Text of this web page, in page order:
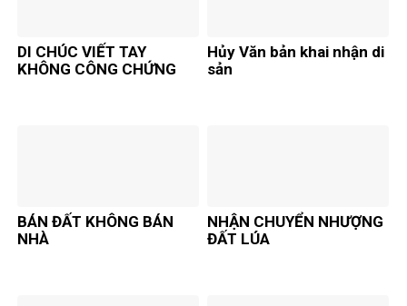
DI CHÚC VIẾT TAY
KHÔNG CÔNG CHỨNG
Hủy Văn bản khai nhận di
sản
BÁN ĐẤT KHÔNG BÁN
NHÀ
NHẬN CHUYỂN NHƯỢNG
ĐẤT LÚA